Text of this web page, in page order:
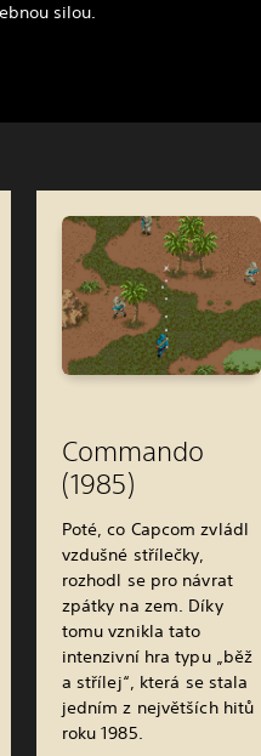
silou.
Commando
(1985)
Poté, co Capcom zvládl
vzdušné střílečky,
rozhodl se pro návrat
zpátky na zem. Díky
tomu vznikla tato
intenzivní hra typu „běž
a střílej“, která se stala
jedním z největších hitů
roku 1985.